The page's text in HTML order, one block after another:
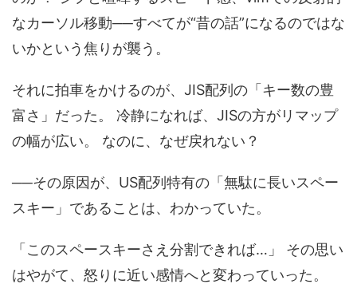
なカーソル移動──すべてが“昔の話”になるのではな
いかという焦りが襲う。
それに拍車をかけるのが、JIS配列の「キー数の豊
富さ」だった。 冷静になれば、JISの方がリマップ
の幅が広い。 なのに、なぜ戻れない？
──その原因が、US配列特有の「無駄に長いスペー
スキー」であることは、わかっていた。
「このスペースキーさえ分割できれば…」 その思い
はやがて、怒りに近い感情へと変わっていった。